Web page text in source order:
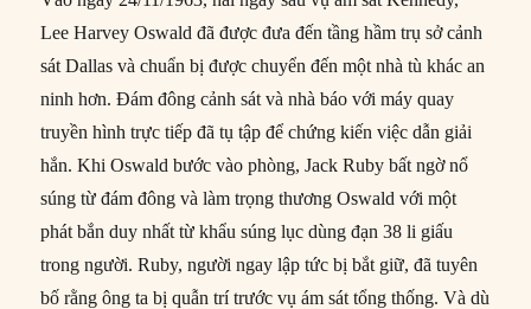
Lee Harvey Oswald đã được đưa đến tầng hầm trụ sở cảnh
sát Dallas và chuẩn bị được chuyển đến một nhà tù khác an
ninh hơn. Đám đông cảnh sát và nhà báo với máy quay
truyền hình trực tiếp đã tụ tập để chứng kiến việc dẫn giải
hắn. Khi Oswald bước vào phòng, Jack Ruby bất ngờ nổ
súng từ đám đông và làm trọng thương Oswald với một
phát bắn duy nhất từ khẩu súng lục dùng đạn 38 li giấu
trong người. Ruby, người ngay lập tức bị bắt giữ, đã tuyên
bố rằng ông ta bị quẫn trí trước vụ ám sát tổng thống. Và dù